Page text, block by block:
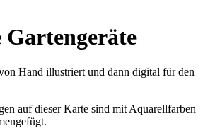
Hand illustriert und dann digital für den
auf dieser Karte sind mit Aquarellfarben